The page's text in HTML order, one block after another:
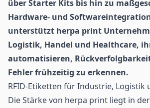
über Starter Kits bis hin zu
Hardware- und
unterstützt herpa print
Logistik, Handel und Healthcare,
automatisieren,
Fehler frühzeitig zu erkennen.
RFID-Etiketten für Industrie, Logistik
Die Stärke von herpa print liegt in der